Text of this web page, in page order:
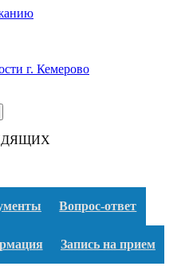
г. Кемерово
Вопрос-ответ
Запись на прием